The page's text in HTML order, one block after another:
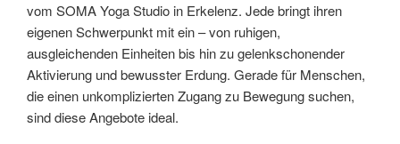
vom SOMA Yoga Studio in Erkelenz. Jede bringt ihren
eigenen Schwerpunkt mit ein – von ruhigen,
ausgleichenden Einheiten bis hin zu gelenkschonender
Aktivierung und bewusster Erdung. Gerade für Menschen,
die einen unkomplizierten Zugang zu Bewegung suchen,
sind diese Angebote ideal.